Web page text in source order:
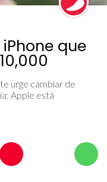
que
urge cambiar de
Apple está